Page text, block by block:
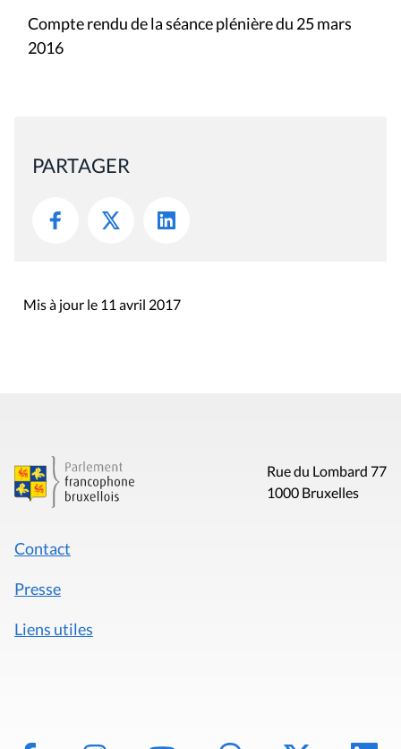
Compte rendu de la séance plénière du 25 mars
2016
PARTAGER
Mis à jour le 11 avril 2017
Rue du Lombard 77
1000 Bruxelles
Contact
Presse
Liens utiles